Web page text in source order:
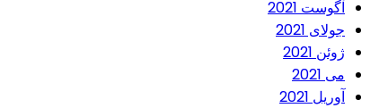
آگوست 2021
جولای 2021
ژوئن 2021
می 2021
آوریل 2021